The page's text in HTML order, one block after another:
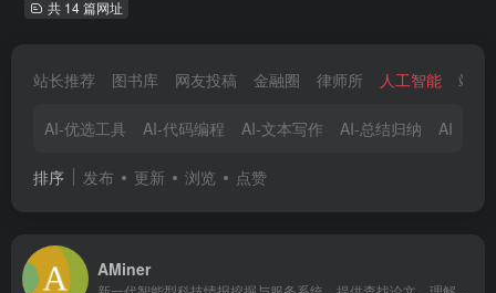
共 14 篇网址
站长推荐 图书库 网友投稿 金融圈 律师所 人工智能 站长
AI-优选工具 AI-代码编程 AI-文本写作 AI-总结归纳 AI-视频
排序 发布 更新 浏览 点赞
AMiner